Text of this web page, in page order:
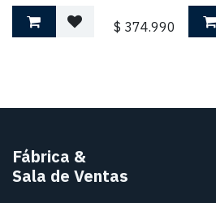
$ 374.990
Fábrica &
Sala de Ventas